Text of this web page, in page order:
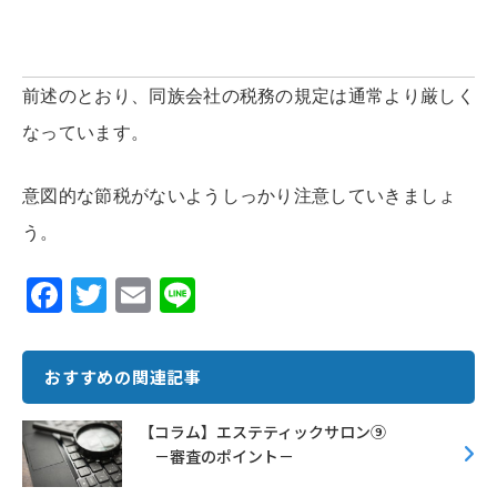
前述のとおり、同族会社の税務の規定は通常より厳しく
なっています。
意図的な節税がないようしっかり注意していきましょ
う。
F
e
b
o
o
T
it
te
r
E
ai
l
e
おすすめの関連記事
【コラム】エステティックサロン⑨
－審査のポイント－